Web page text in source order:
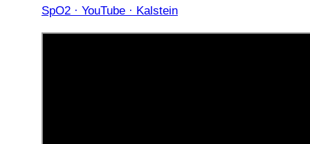
SpO2 · YouTube · Kalstein